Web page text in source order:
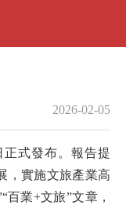
2026-02-05
式發布。報告提
，實施文旅產業高
百業+文旅”文章，